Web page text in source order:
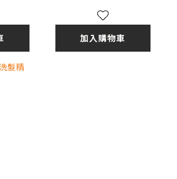
加入購物車